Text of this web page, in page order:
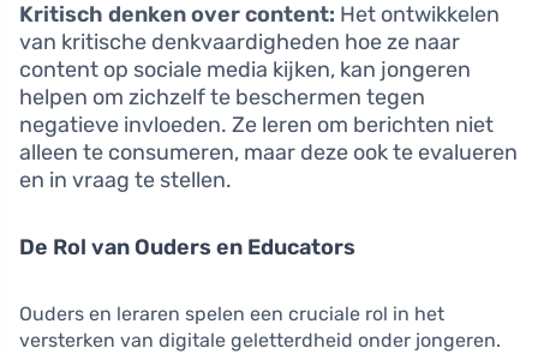
Kritisch denken over content: Het ontwikkelen
van kritische denkvaardigheden hoe ze naar
content op sociale media kijken, kan jongeren
helpen om zichzelf te beschermen tegen
negatieve invloeden. Ze leren om berichten niet
alleen te consumeren, maar deze ook te evalueren
en in vraag te stellen.
De Rol van Ouders en Educators
Ouders en leraren spelen een cruciale rol in het
versterken van digitale geletterdheid onder jongeren.